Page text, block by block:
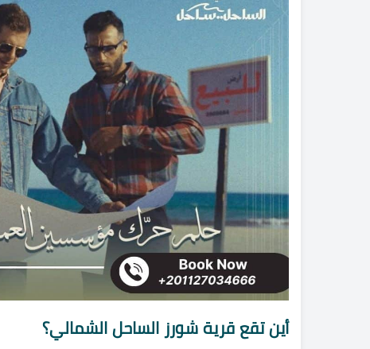
أين تقع قرية شورز الساحل الشمالي؟